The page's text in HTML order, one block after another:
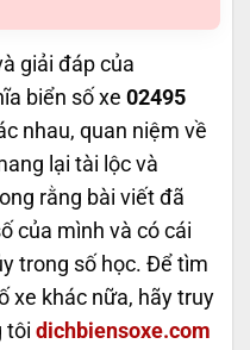
giải đáp của
biển số xe 02495
nhau, quan niệm về
lại tài lộc và
rằng bài viết đã
của mình và có cái
trong số học. Để tìm
xe khác nữa, hãy truy
tôi dichbiensoxe.com